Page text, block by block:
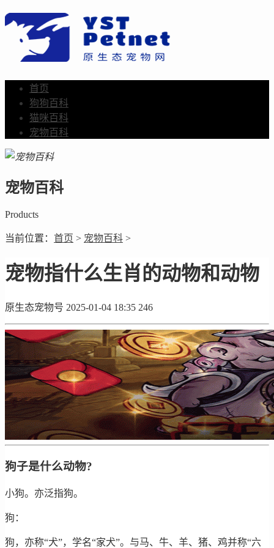
首页
狗狗百科
猫咪百科
宠物百科
宠物百科
Products
当前位置： 首页 > 宠物百科 >
宠物指什么生肖的动物和动物
原生态宠物号 2025-01-04 18:35 246
狗子是什么动物?
小狗。亦泛指狗。
狗：
狗，亦称“犬”，学名“家犬”。与马、牛、羊、猪、鸡并称“六